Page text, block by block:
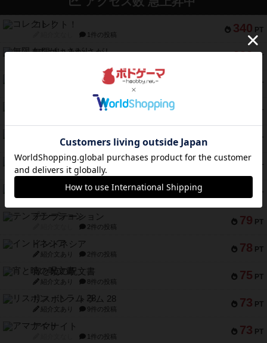
340 PT
コレクト！
1件の投稿
322 PT
無限まちがいさがし
PT
ガルフストライク
PT
PT
紹介文あり 1件の投稿
PT
ファースト・イン・フライト
紹介文あり 3件の投稿
PT
モズビ－ズ・レイダ－ズ
紹介文あり 1件の投稿
79 PT
テンプテーション
2件の投稿
78 PT
インドネシア
紹介文あり 2件の投稿
75 PT
宵と暁の呪文書
紹介文あり 8件の投稿
73 PT
リスボン・トラム 28
紹介文あり 9件の投稿
73 PT
アマナイト
1件の投稿